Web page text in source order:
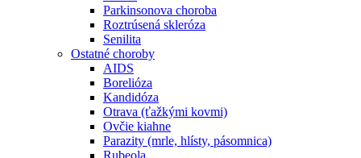
Parkinsonova choroba
Roztrúsená skleróza
Senilita
Ostatné choroby
AIDS
Borelióza
Kandidóza
Otrava (ťažkými kovmi)
Ovčie kiahne
Parazity (mrle, hlísty, pásomnica)